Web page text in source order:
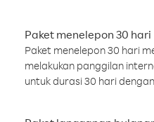
Paket menelepon 30 hari
Paket menelepon 30 hari
melakukan panggilan
untuk durasi 30 hari